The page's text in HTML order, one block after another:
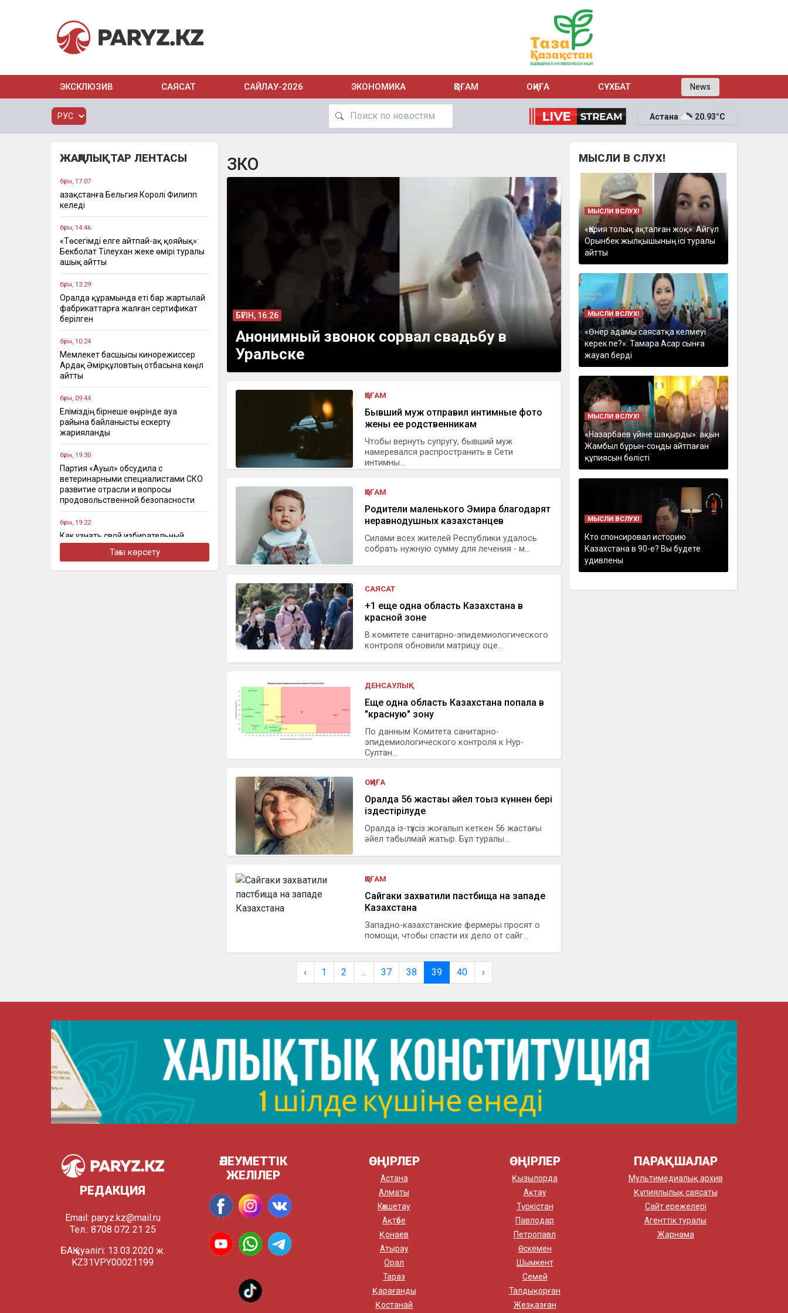
ЭКСКЛЮЗИВ САЯСАТ САЙЛАУ-2026 ЭКОНОМИКА ҚОҒАМ ОҚИҒА СҰХБАТ News
Астана 20.93°C
ЖАҢАЛЫҚТАР ЛЕНТАСЫ
бүгін, 17:07
Қазақстанға Бельгия Королі Филипп
келеді
бүгін, 14:46
«Төсегімді елге айтпай-ақ қояйық»:
Бекболат Тілеухан жеке өмірі туралы
ашық айтты
бүгін, 13:29
Оралда құрамында еті бар жартылай
фабрикаттарға жалған сертификат
берілген
бүгін, 10:24
Мемлекет басшысы кинорежиссер
Ардақ Әмірқұловтың отбасына көңіл
айтты
бүгін, 09:44
Еліміздің бірнеше өңірінде ауа
райына байланысты ескерту
жарияланды
бүгін, 19:30
Партия «Ауыл» обсудила с
ветеринарными специалистами СКО
развитие отрасли и вопросы
продовольственной безопасности
бүгін, 19:22
Как узнать свой избирательный
участок перед выборами: появился
онлайн-сервисТағы көрсету
ЗКО
БҮГІН, 16:26
Анонимный звонок сорвал свадьбу в
Уральске
ҚОҒАМ
Бывший муж отправил интимные фото
жены ее родственникам
Чтобы вернуть супругу, бывший муж
намеревался распространить в Сети
интимны...
ҚОҒАМ
Родители маленького Эмира благодарят
неравнодушных казахстанцев
Силами всех жителей Республики удалось
собрать нужную сумму для лечения - м...
САЯСАТ
+1 еще одна область Казахстана в
красной зоне
В комитете санитарно-эпидемиологического
контроля обновили матрицу оце...
ДЕНСАУЛЫҚ
Еще одна область Казахстана попала в
"красную" зону
По данным Комитета санитарно-
эпидемиологического контроля к Нур-
Султан...
ОҚИҒА
Оралда 56 жастағы әйел тоғыз күннен бері
іздестірілуде
Оралда із-түзсіз жоғалып кеткен 56 жастағы
әйел табылмай жатыр. Бұл туралы...
ҚОҒАМ
Сайгаки захватили пастбища на западе
Казахстана
Западно-казахстанские фермеры просят о
помощи, чтобы спасти их дело от сайг...
МЫСЛИ В СЛУХ!
МЫСЛИ ВСЛУХ!
«Қария толық ақталған жоқ»: Айгүл
Орынбек жылқышының ісі туралы
айтты
МЫСЛИ ВСЛУХ!
«Өнер адамы саясатқа келмеуі
керек пе?»: Тамара Асар сынға
жауап берді
МЫСЛИ ВСЛУХ!
«Назарбаев үйіне шақырды»: ақын
Жамбыл бұрын-соңды айтпаған
құпиясын бөлісті
МЫСЛИ ВСЛУХ!
Кто спонсировал историю
Казахстана в 90-е? Вы будете
удивлены
‹ 1 2 ... 37 38 39 40 ›
РЕДАКЦИЯ
Email: paryz.kz@mail.ru
Тел.: 8708 072 21 25
БАҚ куәлігі: 13.03.2020 ж.
KZ31VPY00021199
ӘЛЕУМЕТТІК
ЖЕЛІЛЕР
ӨҢІРЛЕР
Астана
Алматы
Көкшетау
Ақтөбе
Қонаев
Атырау
Орал
Тараз
Қарағанды
Қостанай
ӨҢІРЛЕР
Қызылорда
Ақтау
Түркістан
Павлодар
Петропавл
Өскемен
Шымкент
Семей
Талдықорған
Жезқазған
ПАРАҚШАЛАР
Мультимедиалық архив
Құпиялылық саясаты
Сайт ережелері
Агенттік туралы
Жарнама